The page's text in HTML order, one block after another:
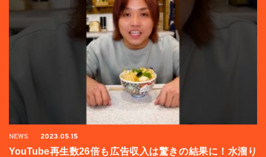
NEWS 2023.05.15
YouTube再生数26倍も広告収入は驚きの結果に！水溜り